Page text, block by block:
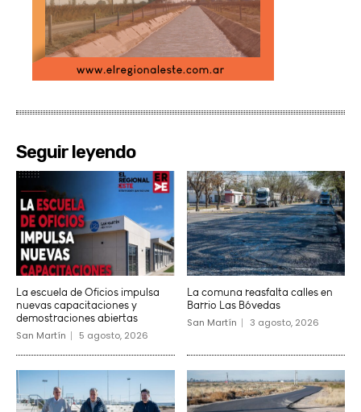
Seguir leyendo
La escuela de Oficios impulsa
nuevas capacitaciones y
demostraciones abiertas
San Martín 5 agosto, 2026
La comuna reasfalta calles en
Barrio Las Bóvedas
San Martín 3 agosto, 2026